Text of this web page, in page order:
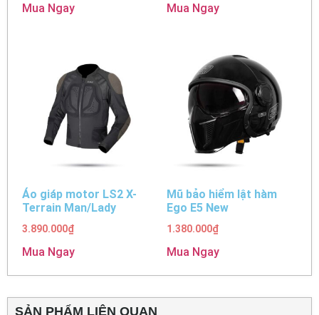
Mua Ngay Mua Ngay
Áo giáp motor LS2 X-
Terrain Man/Lady
3.890.000₫
Mua Ngay
Mũ bảo hiểm lật hàm
Ego E5 New
1.380.000₫
Mua Ngay
SẢN PHẨM LIÊN QUAN